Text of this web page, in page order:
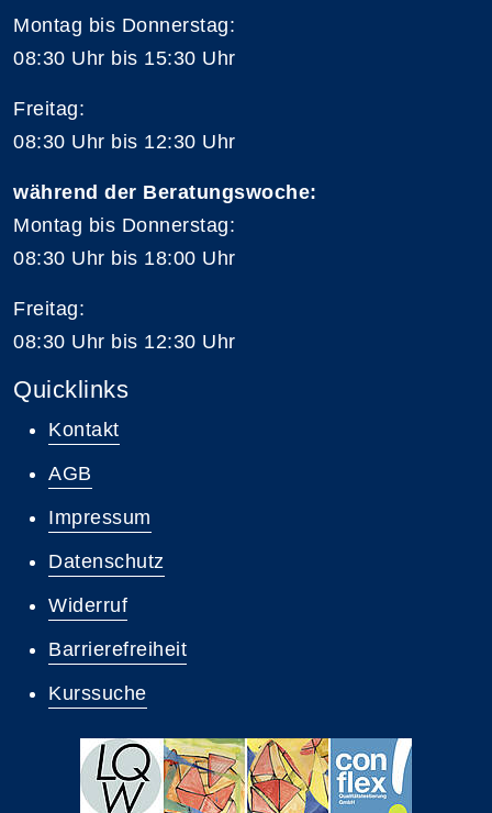
Montag bis Donnerstag:
08:30 Uhr bis 15:30 Uhr
Freitag:
08:30 Uhr bis 12:30 Uhr
während der Beratungswoche:
Montag bis Donnerstag:
08:30 Uhr bis 18:00 Uhr
Freitag:
08:30 Uhr bis 12:30 Uhr
Quicklinks
Kontakt
AGB
Impressum
Datenschutz
Widerruf
Barrierefreiheit
Kurssuche